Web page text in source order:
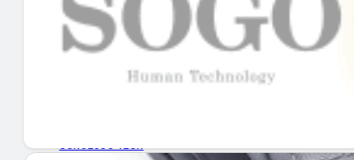
EMPRESAS
GUÍA DE COMPRA